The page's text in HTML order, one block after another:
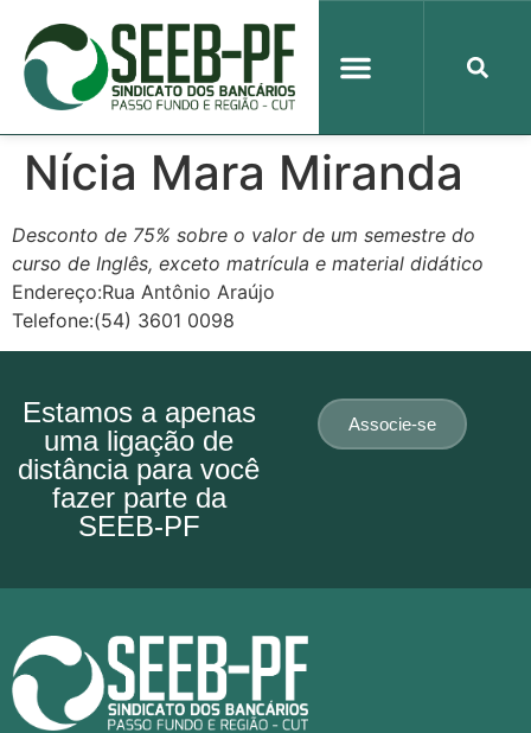
Nícia Mara Miranda
Desconto de 75% sobre o valor de um semestre do
curso de Inglês, exceto matrícula e material didático
Endereço:Rua Antônio Araújo
Telefone:(54) 3601 0098
Estamos a apenas
uma ligação de
distância para você
fazer parte da
SEEB-PF
Associe-se